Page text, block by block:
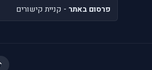
פרסום באתר - קניית קישורים